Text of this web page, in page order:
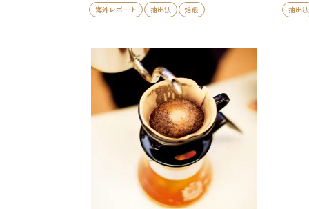
海外レポート
抽出法 焙煎
抽出法